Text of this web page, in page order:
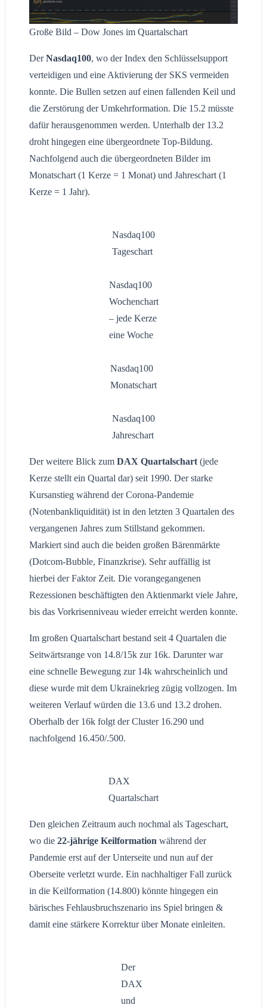
Große Bild – Dow Jones im Quartalschart
DerNasdaq100, wo der Index den Schlüsselsupport
verteidigen und eine Aktivierung der SKS vermeiden
konnte. Die Bullen setzen auf einen fallenden Keil und
die Zerstörung der Umkehrformation. Die 15.2 müsste
dafür herausgenommen werden. Unterhalb der 13.2
droht hingegen eine übergeordnete Top-Bildung.
Nachfolgend auch die übergeordneten Bilder im
Monatschart (1 Kerze = 1 Monat) und Jahreschart (1
Kerze = 1 Jahr).
Nasdaq100
Tageschart
Nasdaq100
Wochenchart
– jede Kerze
eine Woche
Nasdaq100
Monatschart
Nasdaq100
Jahreschart
Der weitere Blick zum DAX Quartalschart (jede
Kerze stellt ein Quartal dar) seit 1990. Der starke
Kursanstieg während der Corona-Pandemie
(Notenbankliquidität) ist in den letzten 3 Quartalen des
vergangenen Jahres zum Stillstand gekommen.
Markiert sind auch die beiden großen Bärenmärkte
(Dotcom-Bubble, Finanzkrise). Sehr auffällig ist
hierbei der Faktor Zeit. Die vorangegangenen
Rezessionen beschäftigten den Aktienmarkt viele Jahre,
bis das Vorkrisenniveau wieder erreicht werden konnte.
Im großen Quartalschart bestand seit 4 Quartalen die
Seitwärtsrange von 14.8/15k zur 16k. Darunter war
eine schnelle Bewegung zur 14k wahrscheinlich und
diese wurde mit dem Ukrainekrieg zügig vollzogen. Im
weiteren Verlauf würden die 13.6 und 13.2 drohen.
Oberhalb der 16k folgt der Cluster 16.290 und
nachfolgend 16.450/.500.
DAX
Quartalschart
Den gleichen Zeitraum auch nochmal als Tageschart,
wo die 22-jährige Keilformation während der
Pandemie erst auf der Unterseite und nun auf der
Oberseite verletzt wurde. Ein nachhaltiger Fall zurück
in die Keilformation (14.800) könnte hingegen ein
bärisches Fehlausbruchszenario ins Spiel bringen &
damit eine stärkere Korrektur über Monate einleiten.
Der
DAX
und